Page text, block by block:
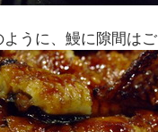
ように、鰻に隙間はご